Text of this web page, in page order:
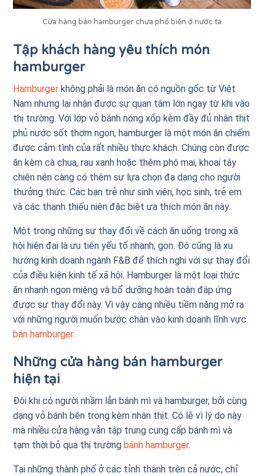
Cửa hàng bán hamburger chưa phổ biến ở nước ta
Tập khách hàng yêu thích món
hamburger
Hamburger không phải là món ăn có nguồn gốc từ Việt
Nam nhưng lại nhận được sự quan tâm lớn ngay từ khi vào
thị trường. Với lớp vỏ bánh nóng xốp kèm đầy đủ nhân thịt
phủ nước sốt thơm ngon, hamburger là một món ăn chiếm
được cảm tình của rất nhiều thực khách. Chúng còn được
ăn kèm cà chua, rau xanh hoặc thêm phô mai, khoai tây
chiên nên càng có thêm sự lựa chọn đa dạng cho người
thưởng thức. Các bạn trẻ như sinh viên, học sinh, trẻ em
và các thanh thiếu niên đặc biệt ưa thích món ăn này.
Một trong những sự thay đổi về cách ăn uống trong xã
hội hiện đại là ưu tiên yếu tố nhanh, gọn. Đó cũng là xu
hướng kinh doanh ngành F&B để thích nghi với sự thay đổi
của điều kiện kinh tế xã hội. Hamburger là một loại thức
ăn nhanh ngon miệng và bổ dưỡng hoàn toàn đáp ứng
được sự thay đổi này. Vì vậy càng nhiều tiềm năng mở ra
với những người muốn bước chân vào kinh doanh lĩnh vực
bán hamburger.
Những cửa hàng bán hamburger
hiện tại
Đôi khi có người nhầm lẫn bánh mì và hamburger, bởi cùng
dạng vỏ bánh bên trong kèm nhân thịt. Có lẽ vì lý do này
mà nhiều cửa hàng vẫn tập trung cung cấp bánh mì và
tạm thời bỏ qua thị trường bánh hamburger.
Tại những thành phố ở các tỉnh thành trên cả nước, chỉ